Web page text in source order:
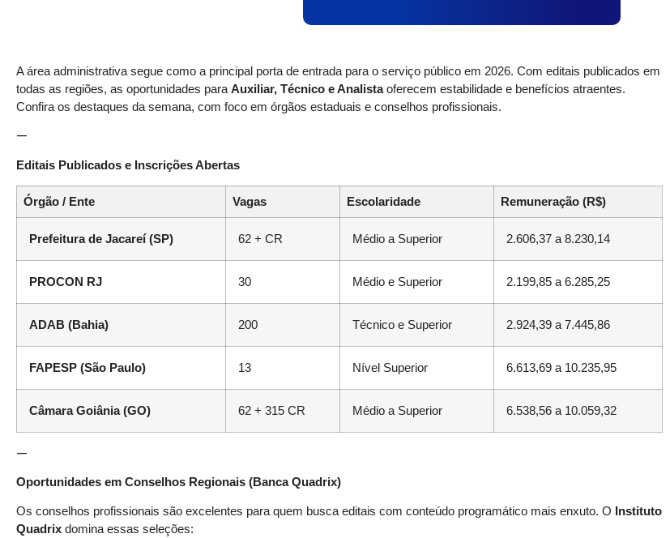
A área administrativa segue como a principal porta de entrada para o serviço público em 2026. Com editais publicados em
todas as regiões, as oportunidades para Auxiliar, Técnico e Analistaoferecem estabilidade e benefícios atraentes.
Confira os destaques da semana, com foco em órgãos estaduais e conselhos profissionais.
—
Editais Publicados e Inscrições Abertas
Órgão / Ente Vagas Escolaridade Remuneração (R$)
Prefeitura de Jacareí (SP) 62 + CR Médio a Superior 2.606,37 a 8.230,14
PROCON RJ 30 Médio e Superior 2.199,85 a 6.285,25
ADAB (Bahia) 200 Técnico e Superior 2.924,39 a 7.445,86
FAPESP (São Paulo) 13 Nível Superior 6.613,69 a 10.235,95
Câmara Goiânia (GO) 62 + 315 CR Médio a Superior 6.538,56 a 10.059,32
—
Oportunidades em Conselhos Regionais (Banca Quadrix)
Os conselhos profissionais são excelentes para quem busca editais com conteúdo programático mais enxuto. O
Instituto
Quadrix domina essas seleções: